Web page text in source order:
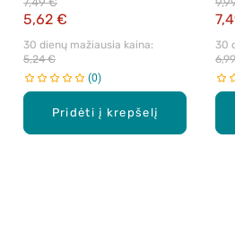
Pridėti į krepšelį
5,62 €
30 dienų mažiausia kaina:
5,24 €
0
30